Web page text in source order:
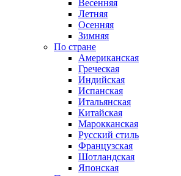
Весенняя
Летняя
Осенняя
Зимняя
По стране
Американская
Греческая
Индийская
Испанская
Итальянская
Китайская
Марокканская
Русский стиль
Французская
Шотландская
Японская